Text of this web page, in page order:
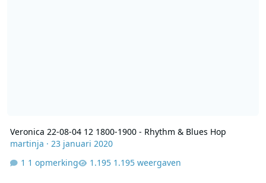
Veronica 22-08-04 12 1800-1900 - Rhythm & Blues Hop
martinja · 23 januari 2020
1 opmerking
1.195 weergaven